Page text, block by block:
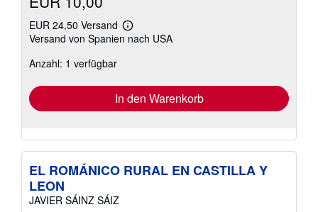
EUR 24,50 Versand
Weitere
Informationen
Versand von Spanien nach USA
Anzahl: 1 verfügbar
In den Warenkorb
EL ROMÁNICO RURAL EN CASTILLA Y
LEON
JAVIER SÁINZ SÁIZ